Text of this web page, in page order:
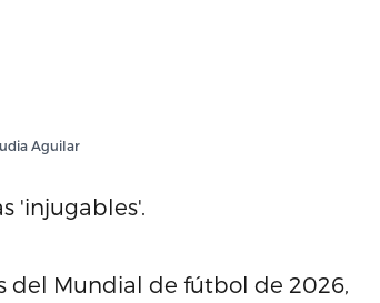
Aguilar
'injugables'.
del Mundial de fútbol de 2026,